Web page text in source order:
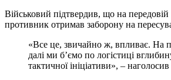
Військовий підтвердив, що на
противник отримав заборону на
«Все це, звичайно ж, впливає. На
далі ми б’ємо по логістиці
тактичної ініціативи», –